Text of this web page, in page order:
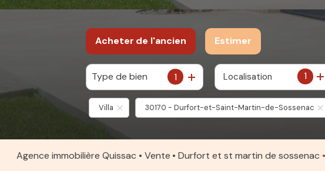
Acheter de l'ancien
De l'ancien
Estimer
Type de bien 1 1
Localisation
Villa 30170 - Durfort-et-Saint-Martin-de-Sossenac
Agence immobilière Quissac Vente Durfort et st martin de sossenac